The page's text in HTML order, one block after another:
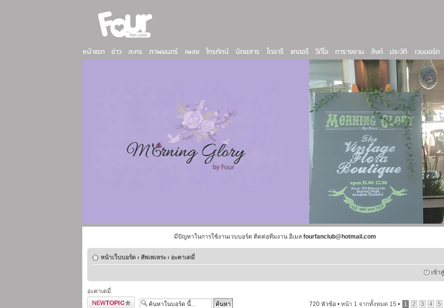
มีปัญหาในการใช้งานเวบบอร์ด ติดต่อทีมงาน อีเมล fourfanclub@hotmail.com
หน้าเว็บบอร์ด ‹ สัพเพเหระ ‹ อะคาเดมี่
เข้า
อะคาเดมี่
ตั้งกระทู้ใหม่
720 หัวข้อ • หน้า 1 จากทั้งหมด 15 • 1 2 3 4 5